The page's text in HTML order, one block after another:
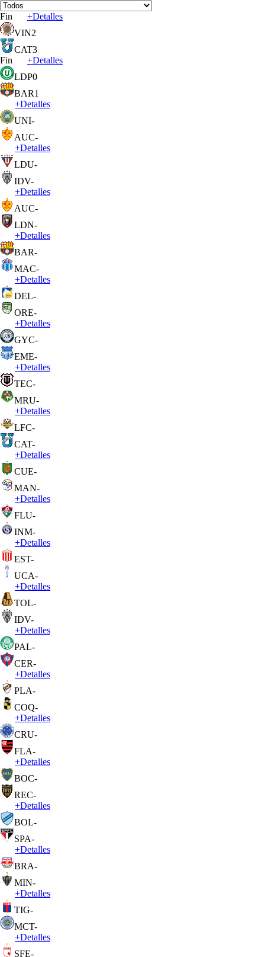
Fin +Detalles
VIN2
CAT3
Fin
+Detalles
LDP0
BAR1
+Detalles
UNI-
AUC-
+Detalles
LDU-
IDV-
+Detalles
AUC-
LDN-
+Detalles
BAR-
MAC-
+Detalles
DEL-
ORE-
+Detalles
GYC-
EME-
+Detalles
TEC-
MRU-
+Detalles
LFC-
CAT-
+Detalles
CUE-
MAN-
+Detalles
FLU-
INM-
+Detalles
EST-
UCA-
+Detalles
TOL-
IDV-
+Detalles
PAL-
CER-
+Detalles
PLA-
COQ-
+Detalles
CRU-
FLA-
+Detalles
BOC-
REC-
+Detalles
BOL-
SPA-
+Detalles
BRA-
MIN-
+Detalles
TIG-
MCT-
+Detalles
SFE-